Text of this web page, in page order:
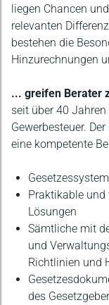
liegen Chancen
relevanten
bestehen die
Hinzurechnungen
... greifen Berater
seit über 40
Gewerbesteuer.
eine kompetente
Praktikable
Lösungen
Sämtliche mit
und
Richtlinien und
des